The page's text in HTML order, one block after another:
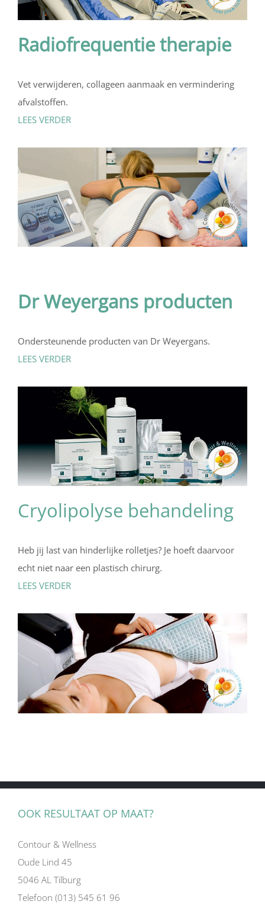
Radiofrequentie therapie
Vet verwijderen, collageen aanmaak en vermindering
afvalstoffen.
LEES VERDER
Dr Weyergans producten
Ondersteunende producten van Dr Weyergans.
LEES VERDER
Cryolipolyse behandeling
Heb jij last van hinderlijke rolletjes? Je hoeft daarvoor
echt niet naar een plastisch chirurg.
LEES VERDER
OOK RESULTAAT OP MAAT?
Contour & Wellness
Oude Lind 45
5046 AL Tilburg
Telefoon (013) 545 61 96